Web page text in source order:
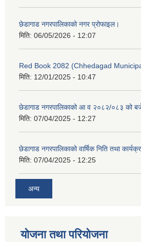
छेडागाड नगरपालिकाको नगर प्रोफाइल।
मिति: 06/05/2026 - 12:07
Red Book 2082 (Chhedagad
मिति: 12/01/2025 - 10:47
छेडागाड नगरपालिकाको आ व २०८२/०८३ को
मिति: 07/04/2025 - 12:27
छेडागाड नगरपालिकाको वार्षिक निति तथा
मिति: 07/04/2025 - 12:25
अन्य
योजना तथा परियोजना